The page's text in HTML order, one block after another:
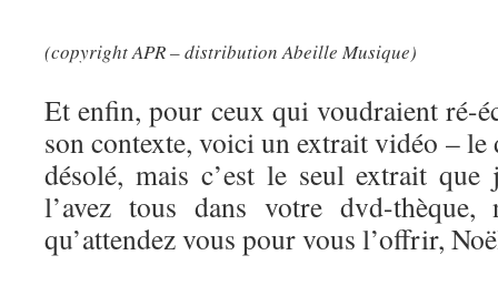
(copyright APR – distribution Abeille Musique)
Et enfin, pour ceux qui voudraient ré-
son contexte, voici un extrait vidéo – le
désolé, mais c’est le seul extrait
l’avez tous dans votre dvd-thèque,
qu’attendez vous pour vous l’offrir,